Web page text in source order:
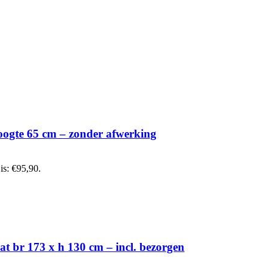
65 cm – zonder afwerking
€95,90.
br 173 x h 130 cm – incl. bezorgen